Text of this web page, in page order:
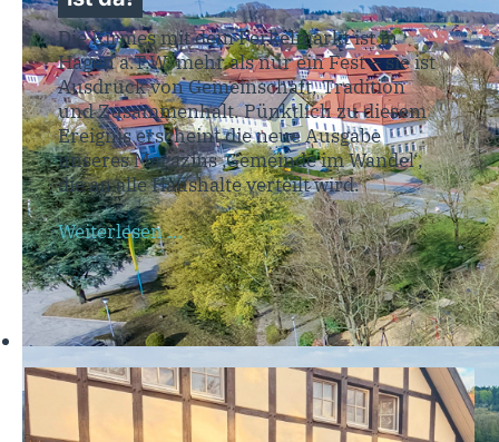
Die Kirmes mit dem Ferkelmarkt ist in
Hagen a.T.W. mehr als nur ein Fest – sie ist
Ausdruck von Gemeinschaft, Tradition
und Zusammenhalt. Pünktlich zu diesem
Ereignis erscheint die neue Ausgabe
unseres Magazins ‚Gemeinde im Wandel‘,
die an alle Haushalte verteilt wird.
Weiterlesen …